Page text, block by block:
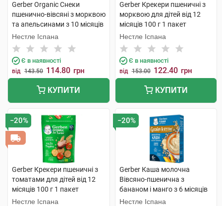
Gerber Organic Снеки
пшенично-вівсяні з морквою
та апельсинами з 10 місяців
35 г 1 банка
Нестле Іспана
Є в наявності
від 143.50 114.80 грн
КУПИТИ
Gerber Крекери пшеничні з
морквою для дітей від 12
місяців 100 г 1 пакет
Нестле Іспана
Є в наявності
від 153.00 122.40 грн
КУПИТИ
−20%
Gerber Крекери пшеничні з
томатами для дітей від 12
місяців 100 г 1 пакет
Нестле Іспана
−20%
Gerber Каша молочна
Вівсяно-пшенична з
бананом і манго з 6 місяців
240 г 1 коробка
Нестле Іспана